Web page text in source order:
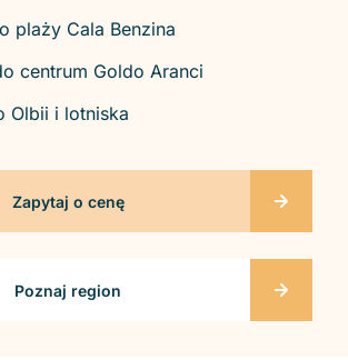
plaży Cala Benzina
centrum Goldo Aranci
Olbii i lotniska
Zapytaj o cenę
Poznaj region